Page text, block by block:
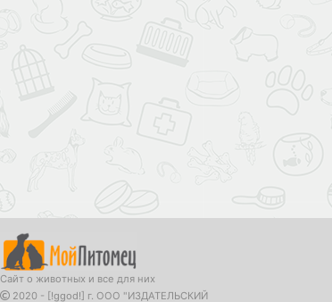
Сайт о животных и все для них
2020 - [!ggod!] г. ООО "ИЗДАТЕЛЬСКИЙ